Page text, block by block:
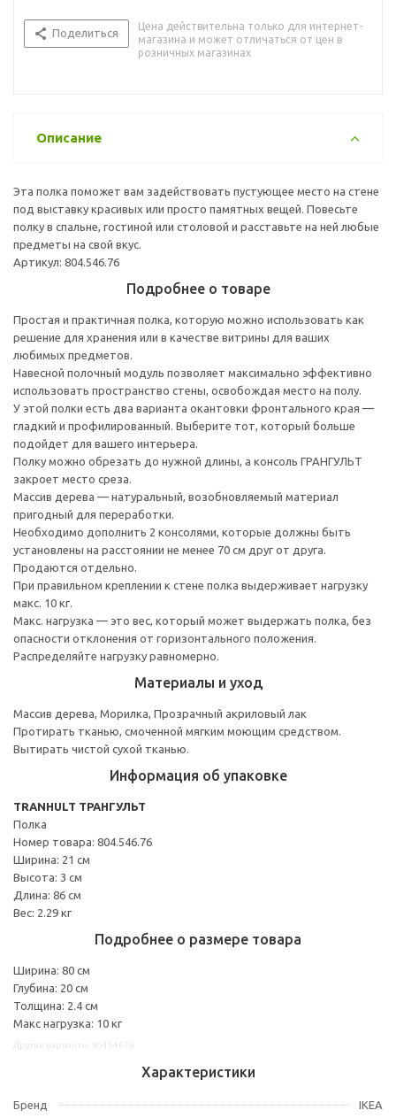
Поделиться
Цена действительна только для интернет-
магазина и может отличаться от цен в
розничных магазинах
Описание
Эта полка поможет вам задействовать пустующее место на стене
под выставку красивых или просто памятных вещей. Повесьте
полку в спальне, гостиной или столовой и расставьте на ней любые
предметы на свой вкус.
Артикул: 804.546.76
Подробнее о товаре
Простая и практичная полка, которую можно использовать как
решение для хранения или в качестве витрины для ваших
любимых предметов.
Навесной полочный модуль позволяет максимально эффективно
использовать пространство стены, освобождая место на полу.
У этой полки есть два варианта окантовки фронтального края —
гладкий и профилированный. Выберите тот, который больше
подойдет для вашего интерьера.
Полку можно обрезать до нужной длины, а консоль ГРАНГУЛЬТ
закроет место среза.
Массив дерева — натуральный, возобновляемый материал
пригодный для переработки.
Необходимо дополнить 2 консолями, которые должны быть
установлены на расстоянии не менее 70 см друг от друга.
Продаются отдельно.
При правильном креплении к стене полка выдерживает нагрузку
макс. 10 кг.
Макс. нагрузка — это вес, который может выдержать полка, без
опасности отклонения от горизонтального положения.
Распределяйте нагрузку равномерно.
Материалы и уход
Массив дерева, Морилка, Прозрачный акриловый лак
Протирать тканью, смоченной мягким моющим средством.
Вытирать чистой сухой тканью.
Информация об упаковке
TRANHULT ТРАНГУЛЬТ
Полка
Номер товара: 804.546.76
Ширина: 21 см
Высота: 3 см
Длина: 86 см
Вес: 2.29 кг
Подробнее о размере товара
Ширина: 80 см
Глубина: 20 см
Толщина: 2.4 см
Макс нагрузка: 10 кг
Характеристики
Бренд IKEA